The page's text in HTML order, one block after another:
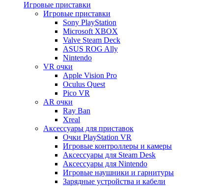
Игровые приставки
Игровые приставки
Sony PlayStation
Microsoft XBOX
Valve Steam Deck
ASUS ROG Ally
Nintendo
VR очки
Apple Vision Pro
Oculus Quest
Pico VR
AR очки
Ray Ban
Xreal
Аксессуары для приставок
Очки PlayStation VR
Игровые контроллеры и камеры
Аксессуары для Steam Desk
Аксессуары для Nintendo
Игровые наушники и гарнитуры
Зарядные устройства и кабели